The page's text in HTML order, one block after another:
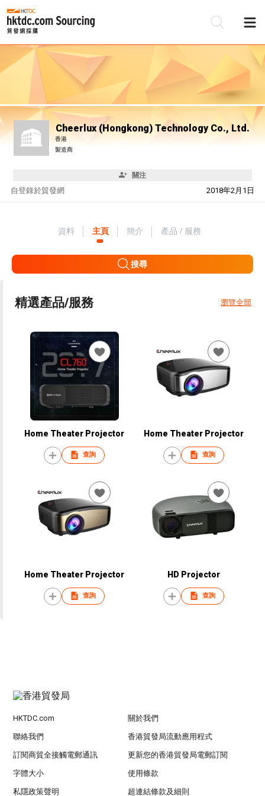
Cheerlux (Hongkong) Technology Co., Ltd.
香港
製造商
關注
自 2018年2月1日
登錄於貿發網
資料 主頁 簡介 產品 / 服務
搜尋
精選產品/服務 瀏覽全部
Home Theater Projector
查詢
Home Theater Projector
查詢
Home Theater Projector
查詢
HD Projector
查詢
HKTDC.com 關於我們
聯絡我們 香港貿發局流動應用程式
訂閱商貿全接觸電郵通訊 更新您的香港貿發局電郵訂閱
字體大小 使用條款
私隱政策聲明 超連結條款及細則